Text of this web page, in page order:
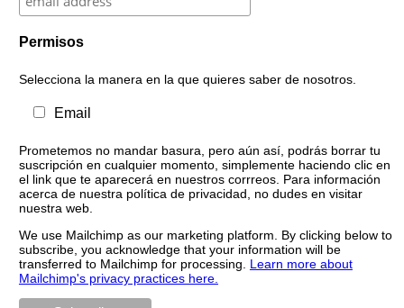
Permisos
Selecciona la manera en la que quieres saber de nosotros.
Email
Prometemos no mandar basura, pero aún así, podrás borrar tu
suscripción en cualquier momento, simplemente haciendo clic en
el link que te aparecerá en nuestros corrreos. Para información
acerca de nuestra política de privacidad, no dudes en visitar
nuestra web.
We use Mailchimp as our marketing platform. By clicking below to
subscribe, you acknowledge that your information will be
transferred to Mailchimp for processing. Learn more about
Mailchimp's privacy practices here.